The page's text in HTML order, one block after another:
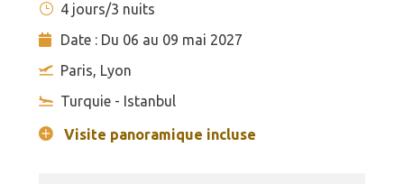
4 jours/3 nuits
Date : Du 06 au 09 mai 2027
Paris, Lyon
Turquie - Istanbul
Visite panoramique incluse